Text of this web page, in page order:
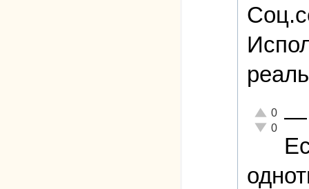
Отлично!
0
0 —